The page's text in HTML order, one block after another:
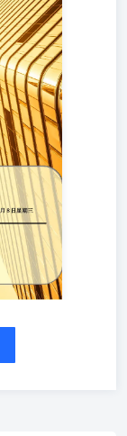
月末我国黄金储备
加48万盎司（约
央行行长潘功胜
”上表示，下一步
发展。一是深化金
净额度从目前的
纳入回购支持范
债券的相关产品。
括推出离岸人民币
合格担保品的适用
枢纽地位，将人民
增加至5000亿元。
。 主要品种数据
6日至7月12日，张
数量约为1.7万
数量约为0万吨，
检修，预计时长一
1.从信用中国官网
拉瓦州正式启用该
新能源公司运营，